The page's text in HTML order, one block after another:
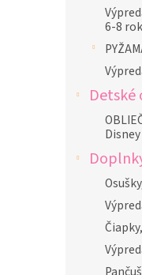
6-8
Detské